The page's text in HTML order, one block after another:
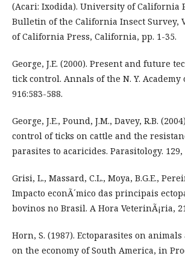
(Acari: Ixodida). University of California
Bulletin of the California Insect Survey,
of California Press, California, pp. 1-35.
George, J.E. (2000). Present and future
tick control. Annals of the N. Y. Academy
916:583-588.
George, J.E., Pound, J.M., Davey, R.B.
control of ticks on cattle and the
parasites to acaricides. Parasitology. 129,
Grisi, L., Massard, C.L., Moya, B.G.E.,
Impacto econÃ´mico das principais
bovinos no Brasil. A Hora VeterinÃ¡ria,
Horn, S. (1987). Ectoparasites on
on the economy of South America, in